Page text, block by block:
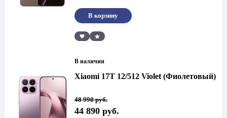
990 руб..
Сравнить
В корзину
В наличии
Xiaomi 17T 12/512 Violet (Фиолетовый)
48 990руб.
Первоначальная
цена
составляла
44 890 руб.
Текущая
цена:
44